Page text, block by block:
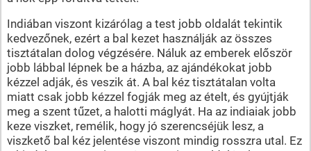
Indiában viszont kizárólag a test jobb oldalát tekintik
kedvezőnek, ezért a bal kezet használják az összes
tisztátalan dolog végzésére. Náluk az emberek először
jobb lábbal lépnek be a házba, az ajándékokat jobb
kézzel adják, és veszik át. A bal kéz tisztátalan volta
miatt csak jobb kézzel fogják meg az ételt, és gyújtják
meg a szent tűzet, a halotti máglyát. Ha az indiaiak jobb
keze viszket, remélik, hogy jó szerencséjük lesz, a
viszkető bal kéz jelentése viszont mindig rosszra utal. Ez